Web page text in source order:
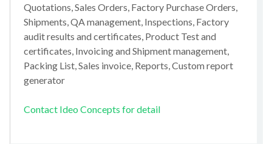
Quotations, Sales Orders, Factory Purchase Orders,
Shipments, QA management, Inspections, Factory
audit results and certificates, Product Test and
certificates, Invoicing and Shipment management,
Packing List, Sales invoice, Reports, Custom report
generator
Contact Ideo Concepts for detail